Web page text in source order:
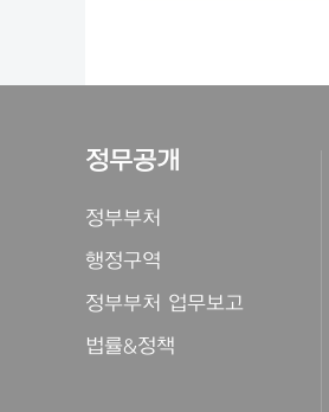
정무공개
정부부처
행정구역
정부부처 업무보고
법률&정책